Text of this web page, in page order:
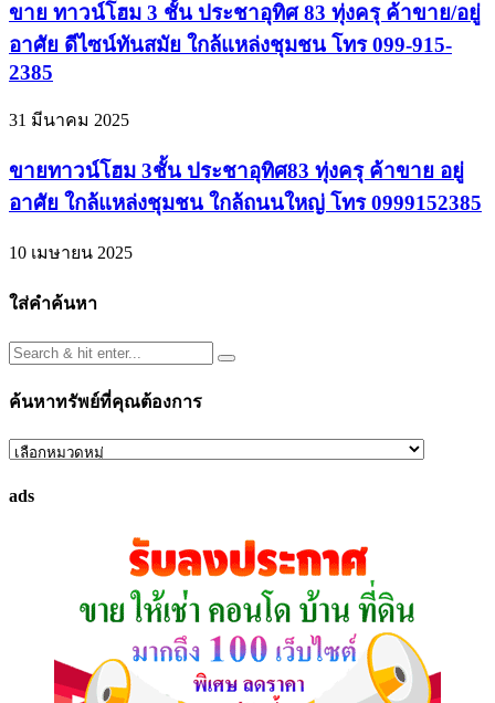
ขาย ทาวน์โฮม 3 ชั้น ประชาอุทิศ 83 ทุ่งครุ ค้าขาย/อยู่
อาศัย ดีไซน์ทันสมัย ใกล้แหล่งชุมชน โทร 099-915-
2385
31 มีนาคม 2025
ขายทาวน์โฮม 3ชั้น ประชาอุทิศ83 ทุ่งครุ ค้าขาย อยู่
อาศัย ใกล้แหล่งชุมชน ใกล้ถนนใหญ่ โทร 0999152385
10 เมษายน 2025
ใส่คำค้นหา
ค้นหาทรัพย์ที่คุณต้องการ
ค้นหา
ที่
ads